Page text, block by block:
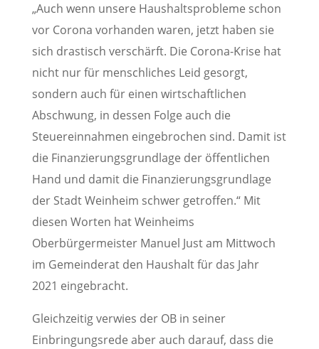
„Auch wenn unsere Haushaltsprobleme schon
vor Corona vorhanden waren, jetzt haben sie
sich drastisch verschärft. Die Corona-Krise hat
nicht nur für menschliches Leid gesorgt,
sondern auch für einen wirtschaftlichen
Abschwung, in dessen Folge auch die
Steuereinnahmen eingebrochen sind. Damit ist
die Finanzierungsgrundlage der öffentlichen
Hand und damit die Finanzierungsgrundlage
der Stadt Weinheim schwer getroffen.“ Mit
diesen Worten hat Weinheims
Oberbürgermeister Manuel Just am Mittwoch
im Gemeinderat den Haushalt für das Jahr
2021 eingebracht.
Gleichzeitig verwies der OB in seiner
Einbringungsrede aber auch darauf, dass die